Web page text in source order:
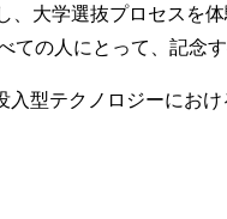
大学選抜プロセスを
の人にとって、記念
型テクノロジーにお